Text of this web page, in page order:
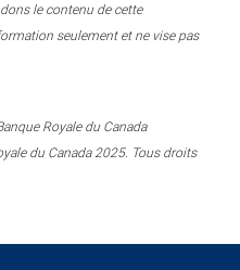
le contenu de cette
seulement et ne vise pas
Royale du Canada
du Canada 2025. Tous droits